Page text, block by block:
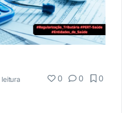
0 0 0